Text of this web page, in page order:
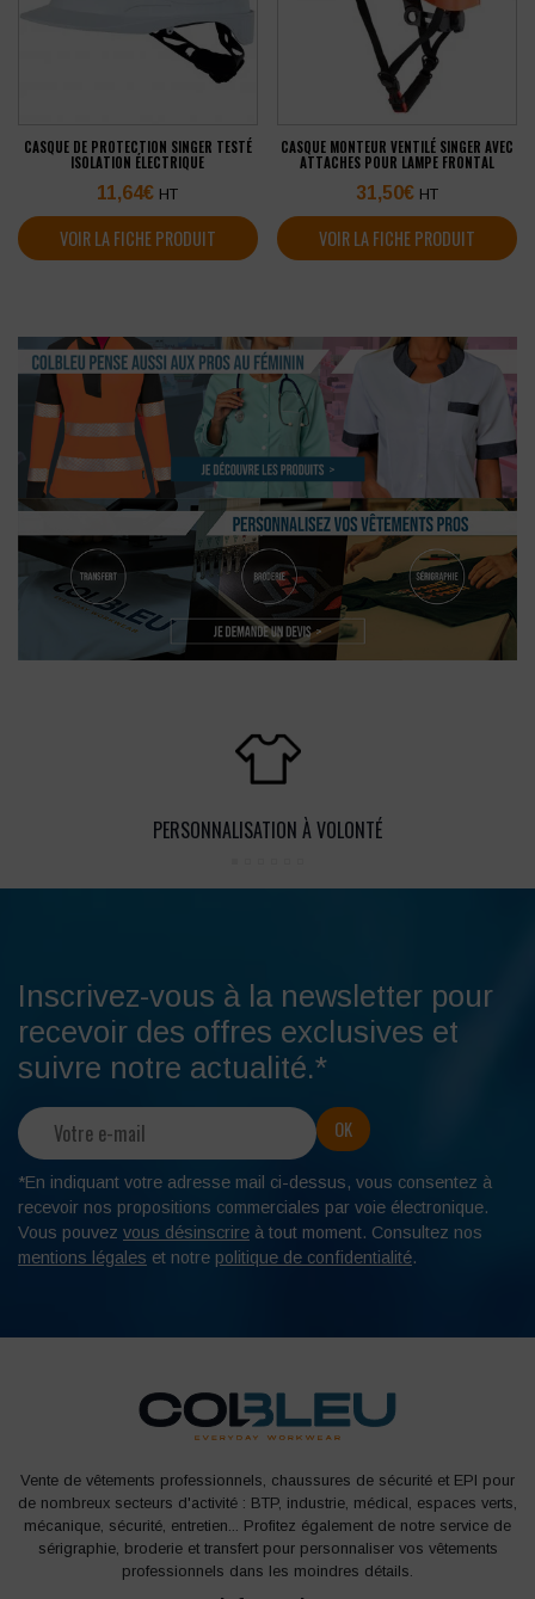
CASQUE DE PROTECTION SINGER TESTÉ
ISOLATION ÉLECTRIQUE
11,64€ HT
VOIR LA FICHE PRODUIT
CASQUE MONTEUR VENTILÉ SINGER AVEC
ATTACHES POUR LAMPE FRONTAL
31,50€ HT
VOIR LA FICHE PRODUIT
PERSONNALISATION À VOLONTÉ
Inscrivez-vous à la newsletter pour
recevoir des offres exclusives et
suivre notre actualité.*
*En indiquant votre adresse mail ci-dessus, vous consentez à
recevoir nos propositions commerciales par voie électronique.
Vous pouvez vous désinscrire à tout moment. Consultez nos
mentions légales et notre politique de confidentialité.
Vente de vêtements professionnels, chaussures de sécurité et EPI pour
de nombreux secteurs d'activité : BTP, industrie, médical, espaces verts,
mécanique, sécurité, entretien... Profitez également de notre service de
sérigraphie, broderie et transfert pour personnaliser vos vêtements
professionnels dans les moindres détails.